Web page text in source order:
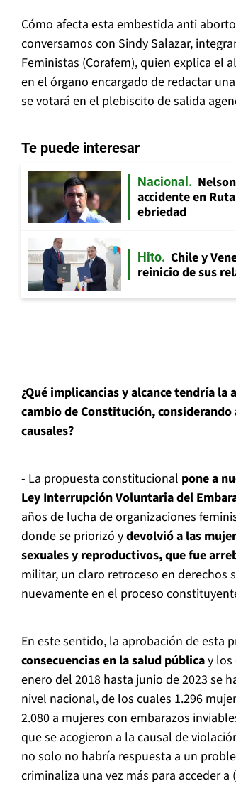
Cómo afecta esta embestida anti
conversamos con Sindy Salazar,
Feministas (Corafem), quien explica el
en el órgano encargado de redactar
se votará en el plebiscito de salida
Te puede interesar
Nacional
accidente en
ebriedad
Hito
Chile y
reinicio de sus
¿Qué implicancias y alcance tendría
cambio de Constitución,
causales?
- La propuesta constitucional pone a
Ley Interrupción Voluntaria del
años de lucha de organizaciones
donde se priorizó ydevolvió a las
sexuales y reproductivos, que fue
militar, un claro retroceso en derechos
nuevamente en el proceso
En este sentido, la aprobación de esta
consecuencias en la salud públicay los
enero del 2018 hasta junio de 2023 se
nivel nacional, de los cuales 1.296
2.080 a mujeres con embarazos
que se acogieron a la causal de
no solo no habría respuesta a un
criminaliza una vez más para acceder a